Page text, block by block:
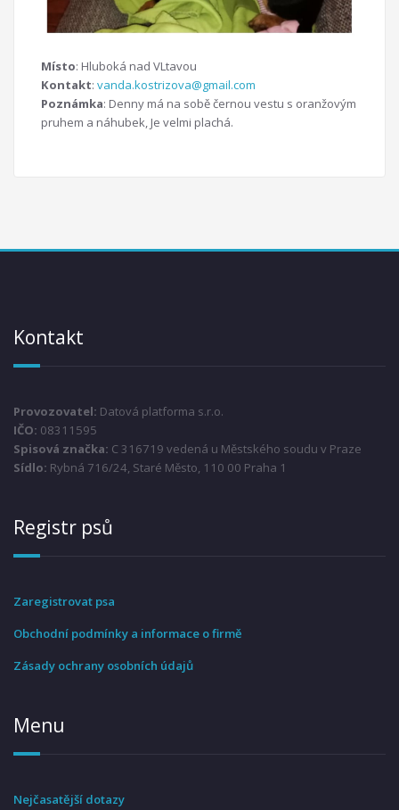
Místo: Hluboká nad VLtavou
Kontakt: vanda.kostrizova@gmail.com
Poznámka: Denny má na sobě černou vestu s oranžovým
pruhem a náhubek, Je velmi plachá.
Kontakt
Provozovatel: Datová platforma s.r.o.
IČO: 08311595
Spisová značka: C 316719 vedená u Městského soudu v Praze
Sídlo: Rybná 716/24, Staré Město, 110 00 Praha 1
Registr psů
Zaregistrovat psa
Obchodní podmínky a informace o firmě
Zásady ochrany osobních údajů
Menu
Nejčasatější dotazy